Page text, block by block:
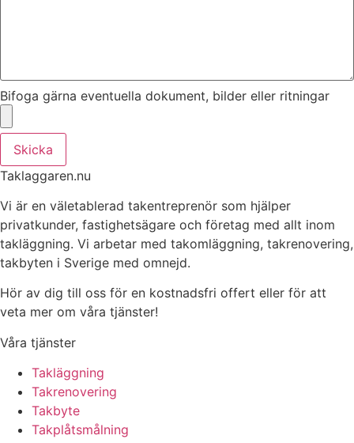
Bifoga gärna eventuella dokument, bilder eller ritningar
Skicka
Taklaggaren.nu
Vi är en väletablerad takentreprenör som hjälper
privatkunder, fastighetsägare och företag med allt inom
takläggning. Vi arbetar med takomläggning, takrenovering,
takbyten i Sverige med omnejd.
Hör av dig till oss för en kostnadsfri offert eller för att
veta mer om våra tjänster!
Våra tjänster
Takläggning
Takrenovering
Takbyte
Takplåtsmålning